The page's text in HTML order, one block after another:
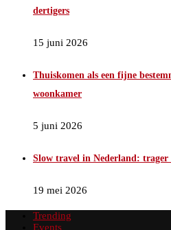
dertigers
15 juni 2026
Thuiskomen als een fijne
woonkamer
5 juni 2026
Slow travel in Nederland: trager
19 mei 2026
Trending
Events